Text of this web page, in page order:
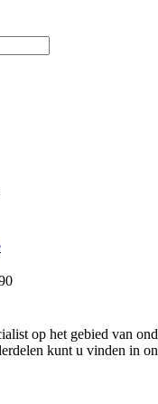
op het gebied van
kunt u vinden in